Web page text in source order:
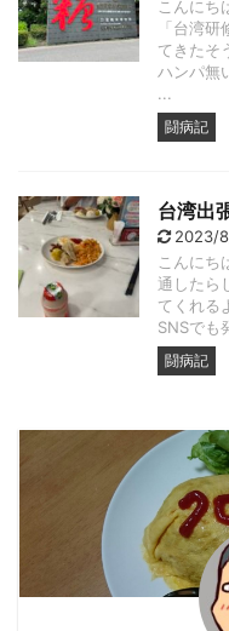
こんに
「台湾
てきたそ
ハンパ無
...
闘病記
台湾出
2023/
こんにち
通したら
てくれる
SNSでも
闘病記